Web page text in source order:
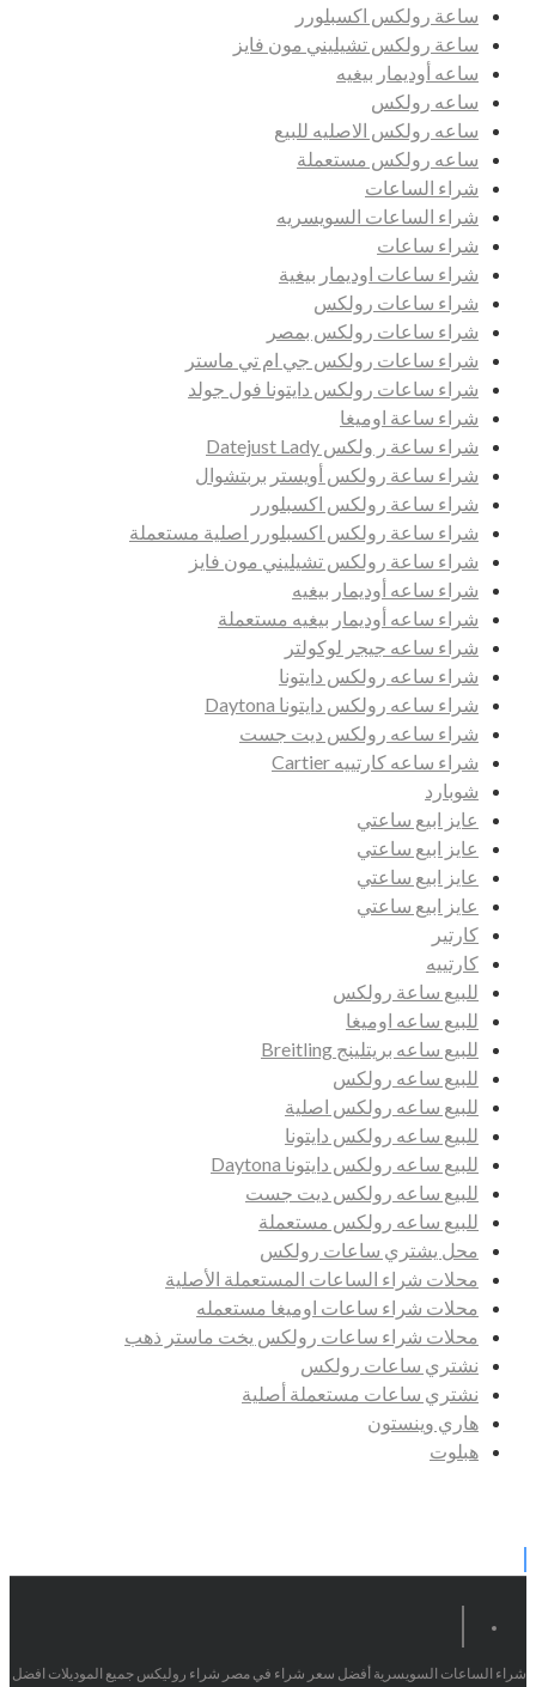
ساعة رولكس اكسبلورر
ساعة رولكس تشيليني مون فايز
ساعه أوديمار بيغيه
ساعه رولكس
ساعه رولكس الاصليه للبيع
ساعه رولكس مستعملة
شراء الساعات
شراء الساعات السويسريه
شراء ساعات
شراء ساعات اوديمار بيغية
شراء ساعات رولكس
شراء ساعات رولكس بمصر
شراء ساعات رولكس جي ام تي ماستر
شراء ساعات رولكس دايتونا فول جولد
شراء ساعة اوميغا
شراء ساعة ر ولكس Datejust Lady
شراء ساعة رولكس أويستر بربتشوال
شراء ساعة رولكس اكسبلورر
شراء ساعة رولكس اكسبلورر اصلية مستعملة
شراء ساعة رولكس تشيليني مون فايز
شراء ساعه أوديمار بيغيه
شراء ساعه أوديمار بيغيه مستعملة
شراء ساعه جيجر لوكولتر
شراء ساعه رولكس دايتونا
شراء ساعه رولكس دايتونا Daytona
شراء ساعه رولكس ديت جست
شراء ساعه كارتييه Cartier
شوبارد
عايز ابيع ساعتي
عايز ابيع ساعتي
عايز ابيع ساعتي
عايز ابيع ساعتي
كارتير
كارتييه
للبيع ساعة رولكس
للبيع ساعه اوميغا
للبيع ساعه بريتلينج Breitling
للبيع ساعه رولكس
للبيع ساعه رولكس اصلية
للبيع ساعه رولكس دايتونا
للبيع ساعه رولكس دايتونا Daytona
للبيع ساعه رولكس ديت جست
للبيع ساعه رولكس مستعملة
محل يشتري ساعات رولكس
محلات شراء الساعات المستعملة الأصلية
محلات شراء ساعات اوميغا مستعمله
محلات شراء ساعات رولكس يخت ماستر ذهب
نشتري ساعات رولكس
نشتري ساعات مستعملة أصلية
هاري وينستون
هبلوت
شراء الساعات السويسرية أفضل سعر شراء في مصر شراء روليكس جميع الموديلات افضل